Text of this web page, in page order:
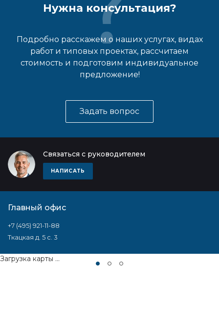
Нужна консультация?
Подробно расскажем о наших услугах, видах
работ и типовых проектах, рассчитаем
стоимость и подготовим индивидуальное
предложение!
Задать вопрос
Связаться с руководителем
НАПИСАТЬ
Главный офис
+7 (495) 921-11-88
Ткацкая д. 5 с. 3
Загрузка карты ...